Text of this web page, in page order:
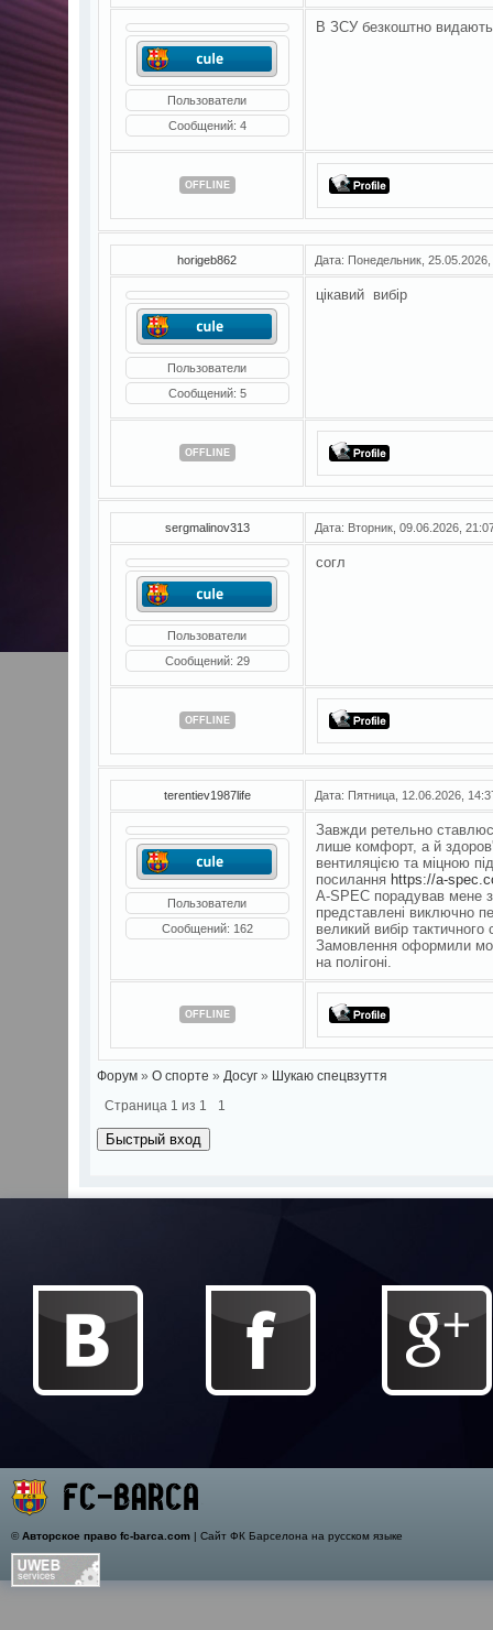
Пользователи
Сообщений: 4
В ЗСУ безкоштно видають
OFFLINE
horigeb862 Дата: Понедельник,
Пользователи
Сообщений: 5
цікавий вибір
OFFLINE
sergmalinov313 Дата: Вторник, 09.06.2026,
Пользователи
Сообщений: 29
согл
OFFLINE
terentiev1987life Дата: Пятница, 12.06.2026,
Пользователи
Сообщений: 162
Завжди ретельно
лише комфорт, а й
вентиляцією та міцною
посилання https://a-
A-SPEC порадував мене
представлені виключно
великий вибір
Замовлення оформили
на полігоні.
OFFLINE
Форум » О спорте » Досуг » Шукаю спецвзуття
Страница 1 из 1 1
©Авторское право fc-barca.com| Сайт ФК Барселона на русском языке